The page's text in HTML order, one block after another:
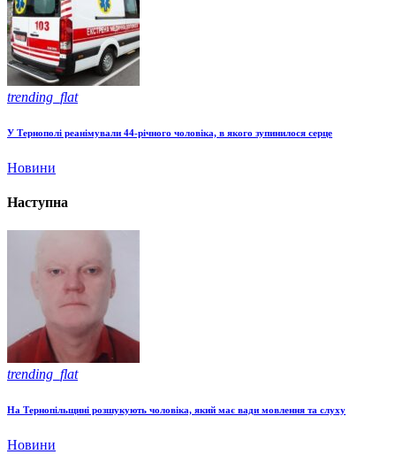
trending_flat
У Тернополі реанімували 44-річного чоловіка, в якого зупинилося серце
Новини
Наступна
trending_flat
На Тернопільщині розшукують чоловіка, який має вади мовлення та слуху
Новини